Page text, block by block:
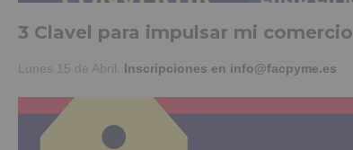
3 Clavel para impulsar mi comercio
Lunes 15 de Abril. Inscripciones en info@facpyme.es